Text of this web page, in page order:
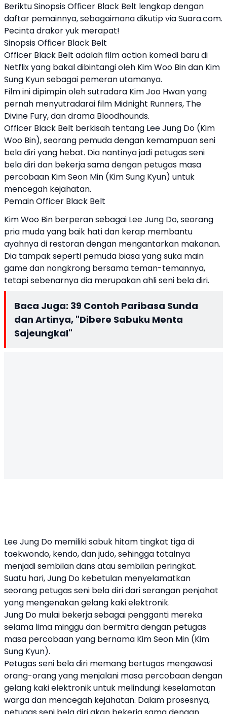
Beriktu Sinopsis Officer Black Belt lengkap dengan
daftar pemainnya, sebagaimana dikutip via Suara.com.
Pecinta drakor yuk merapat!
Sinopsis Officer Black Belt
Officer Black Belt adalah film action komedi baru di
Netflix yang bakal dibintangi oleh Kim Woo Bin dan Kim
Sung Kyun sebagai pemeran utamanya.
Film ini dipimpin oleh sutradara Kim Joo Hwan yang
pernah menyutradarai film Midnight Runners, The
Divine Fury, dan drama Bloodhounds.
Officer Black Belt berkisah tentang Lee Jung Do (Kim
Woo Bin), seorang pemuda dengan kemampuan seni
bela diri yang hebat. Dia nantinya jadi petugas seni
bela diri dan bekerja sama dengan petugas masa
percobaan Kim Seon Min (Kim Sung Kyun) untuk
mencegah kejahatan.
Pemain Officer Black Belt
Kim Woo Bin berperan sebagai Lee Jung Do, seorang
pria muda yang baik hati dan kerap membantu
ayahnya di restoran dengan mengantarkan makanan.
Dia tampak seperti pemuda biasa yang suka main
game dan nongkrong bersama teman-temannya,
tetapi sebenarnya dia merupakan ahli seni bela diri.
Baca Juga: 39 Contoh Paribasa Sunda
dan Artinya, "Dibere Sabuku Menta
Sajeungkal"
Lee Jung Do memiliki sabuk hitam tingkat tiga di
taekwondo, kendo, dan judo, sehingga totalnya
menjadi sembilan dans atau sembilan peringkat.
Suatu hari, Jung Do kebetulan menyelamatkan
seorang petugas seni bela diri dari serangan penjahat
yang mengenakan gelang kaki elektronik.
Jung Do mulai bekerja sebagai pengganti mereka
selama lima minggu dan bermitra dengan petugas
masa percobaan yang bernama Kim Seon Min (Kim
Sung Kyun).
Petugas seni bela diri memang bertugas mengawasi
orang-orang yang menjalani masa percobaan dengan
gelang kaki elektronik untuk melindungi keselamatan
warga dan mencegah kejahatan. Dalam prosesnya,